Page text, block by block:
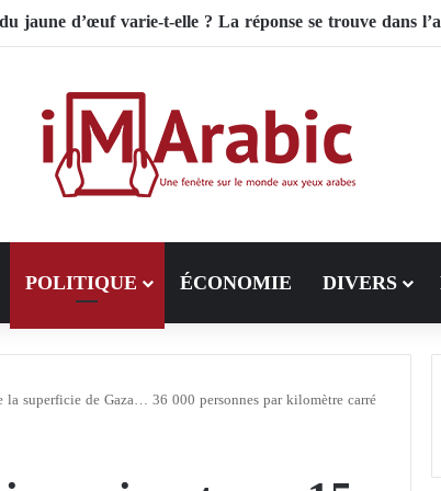
influence-t-il la santé digestive et le côlon ?
POLITIQUE ÉCONOMIE DIVERS
superficie de Gaza… 36 000 personnes par kilomètre carré